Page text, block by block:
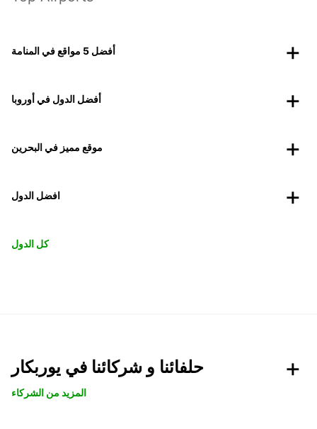
أفضل 5 مواقع في المنامة
أفضل الدول في أوروبا
موقع مميز في البحرين
افضل الدول
كل الدول
حلفائنا و شركائنا في يوربكار
المزيد من الشركاء